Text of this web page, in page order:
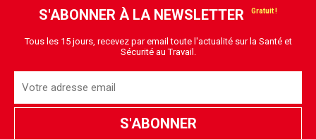
S'ABONNER À LA NEWSLETTER
Tous les 15 jours, recevez par email toute l'actualité sur la Santé et
Sécurité au Travail.